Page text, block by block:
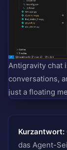
Antigravity chat
conversations,
just a floating
Kurzantwort:
das Agent-